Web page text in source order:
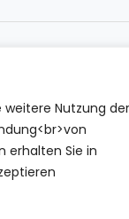
weitere Nutzung der
erhalten Sie in